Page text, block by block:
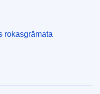
rokasgrāmata